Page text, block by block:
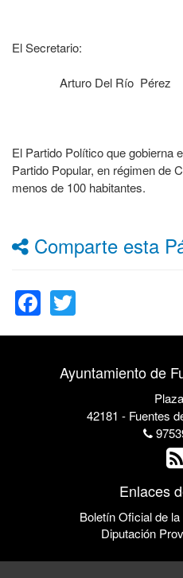
El Secretario:
Arturo Del Río Pérez
El Partido Político que gobierna
Partido Popular, en régimen de
menos de 100 habitantes.
Comparte esta
Facebook
Ayuntamiento de
42181 - Fuentes
Enlaces
Boletín Oficial de
Diputación